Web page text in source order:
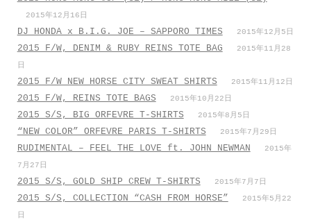
2015年12月16日
DJ HONDA x B.I.G. JOE – SAPPORO TIMES 2015年12月5日
2015 F/W, DENIM & RUBY REINS TOTE BAG
2015年11月28
日
2015 F/W NEW HORSE CITY SWEAT SHIRTS 2015年11月12日
2015 F/W, REINS TOTE BAGS 2015年10月22日
2015 S/S, BIG ORFEVRE T-SHIRTS 2015年8月5日
“NEW COLOR” ORFEVRE PARIS T-SHIRTS 2015年7月29日
RUDIMENTAL – FEEL THE LOVE ft. JOHN NEWMAN
2015年
7月27日
2015 S/S, GOLD SHIP CREW T-SHIRTS 2015年7月7日
2015 S/S, COLLECTION “CASH FROM HORSE”
2015年5月22
日